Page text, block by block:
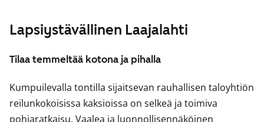
Lapsiystävällinen Laajalahti
Tilaa temmeltää kotona ja pihalla
Kumpuilevalla tontilla sijaitsevan rauhallisen taloyhtiön
reilunkokoisissa kaksioissa on selkeä ja toimiva
pohjaratkaisu. Vaalea ja luonnollisennäköinen